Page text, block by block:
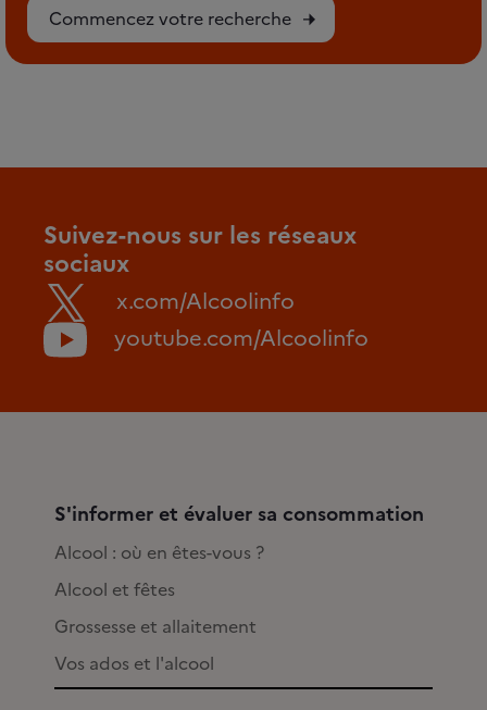
Commencez votre recherche
Suivez-nous sur les réseaux
sociaux
x.com/Alcoolinfo
youtube.com/Alcoolinfo
S'informer et évaluer sa consommation
Alcool : où en êtes-vous ?
Alcool et fêtes
Grossesse et allaitement
Vos ados et l'alcool